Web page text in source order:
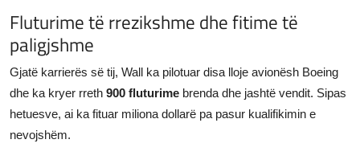
Fluturime të rrezikshme dhe fitime të
paligjshme
Gjatë karrierës së tij, Wall ka pilotuar disa lloje avionësh Boeing
dhe ka kryer rreth 900 fluturime brenda dhe jashtë vendit. Sipas
hetuesve, ai ka fituar miliona dollarë pa pasur kualifikimin e
nevojshëm.